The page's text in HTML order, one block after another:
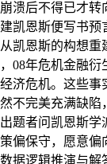
溃后不得已才转
凯恩斯便写书预
凯恩斯的构想重
08年危机金融衍
济危机。这些事
不完美充满缺陷
题者问凯恩斯学
偏保守，愿意偏
据逻辑推演与解